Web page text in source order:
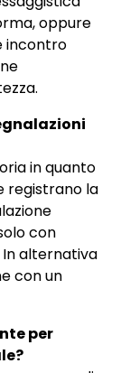
oppure
incontro
in quanto
registrano la
con
alternativa
con un
per